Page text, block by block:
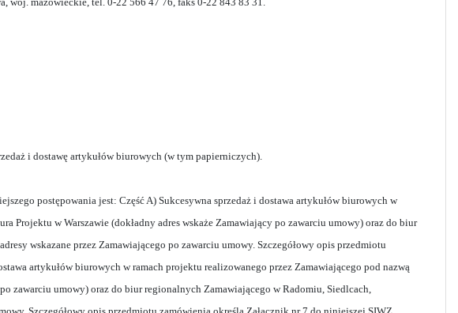
i dostawę artykułów biurowych (w tym papierniczych).
postępowania jest: Część A) Sukcesywna sprzedaż i dostawa artykułów biurowych w
Projektu w Warszawie (dokładny adres wskaże Zamawiający po zawarciu umowy) oraz do biur
wskazane przez Zamawiającego po zawarciu umowy. Szczegółowy opis przedmiotu
artykułów biurowych w ramach projektu realizowanego przez Zamawiającego pod nazwą
zawarciu umowy) oraz do biur regionalnych Zamawiającego w Radomiu, Siedlcach,